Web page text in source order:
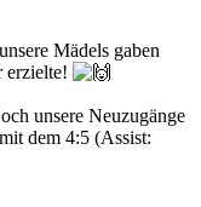
Mädels gaben
unsere Neuzugänge
dem 4:5 (Assist: